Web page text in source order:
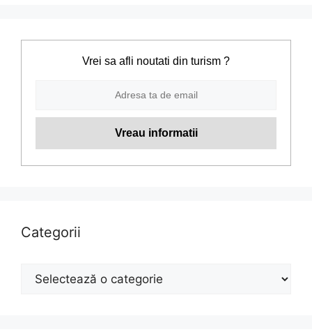
Vrei sa afli noutati din turism ?
Categorii
Categorii